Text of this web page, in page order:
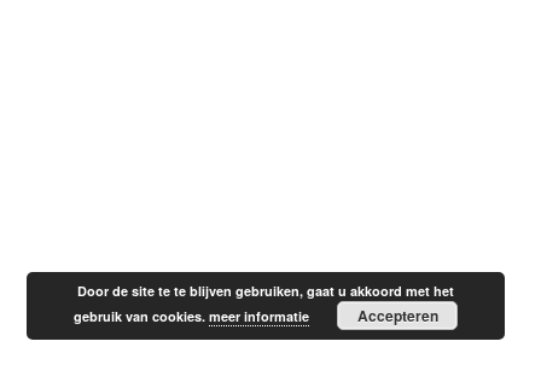
Door de site te te blijven gebruiken, gaat u akkoord met het
gebruik van cookies.meer informatie Accepteren